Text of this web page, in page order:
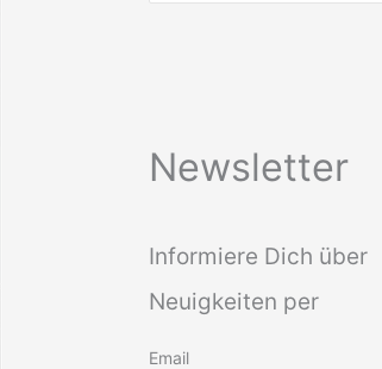
Newsletter
Informiere Dich über
Neuigkeiten per
Email